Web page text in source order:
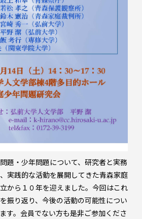
題・少年問題について、研究者と実務
実践的な活動を展開してきた青森家庭
から１０年を迎えました。今回はこれ
振り返り、今後の活動の可能性につい
す。会員でない方も是非ご参加くださ